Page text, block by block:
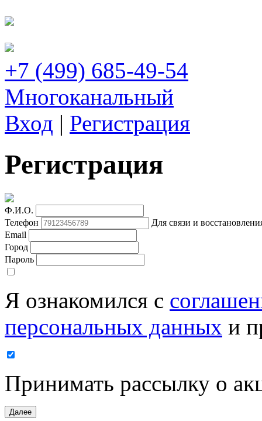
+7 (499) 685-49-54
Многоканальный
Вход | Регистрация
Регистрация
Ф.И.О.
Телефон
Для связи и
Email
Город
Пароль
Я ознакомился с
персональных данных и
Принимать рассылку о
Далее